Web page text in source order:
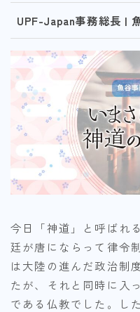
「
プライバシーポリ
よくあるご質問
お問い合わせ
UPF-Japan事務総長 |
今日「神道」と呼ばれ
廷が唐にならって律令
は大陸の進んだ政治制
たが、それと同時に入
である仏教でした。し